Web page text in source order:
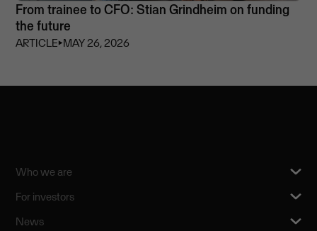
From trainee to CFO: Stian Grindheim on funding
the future
ARTICLE⏵MAY 26, 2026
Who we are
For investors
News